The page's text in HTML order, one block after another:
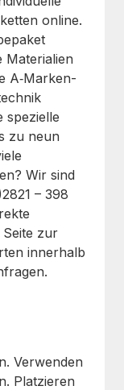
online.
Materialien
A‑Marken-
spezielle
zu neun
Wir sind
– 398
zur
innerhalb
Verwenden
Platzieren